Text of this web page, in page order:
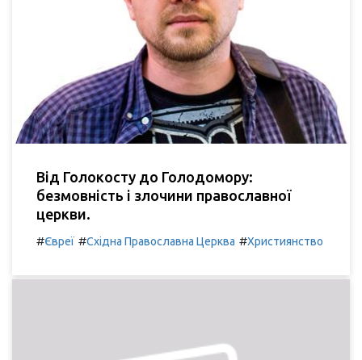
Від Голокосту до Голодомору:
безмовність і злочини православної
церкви.
#Євреї #Східна Православна Церква #Християнство